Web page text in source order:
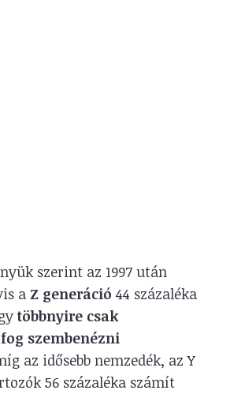
szerint az 1997 után
a Z generáció 44 százaléka
többnyire csak
szembenézni
az idősebb nemzedék, az Y
56 százaléka számít